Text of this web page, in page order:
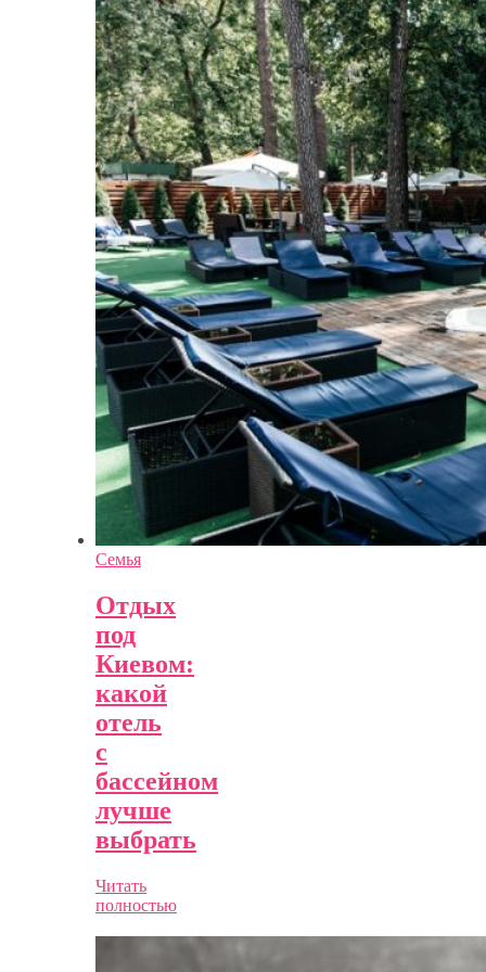
Семья
Отдых
под
Киевом:
какой
отель
с
бассейном
лучше
выбрать
Читать
полностью